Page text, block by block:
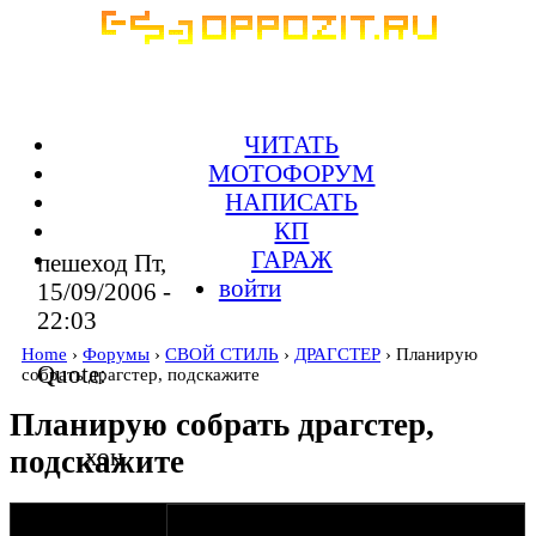
ЧИТАТЬ
МОТОФОРУМ
НАПИСАТЬ
КП
ГАРАЖ
Home › Форумы › СВОЙ СТИЛЬ › ДРАГСТЕР › Планирую
собрать драгстер, подскажите
Планирую собрать драгстер,
подскажите
пешеход Пт,
15/09/2006 -
22:03
Quote:
хон
войти